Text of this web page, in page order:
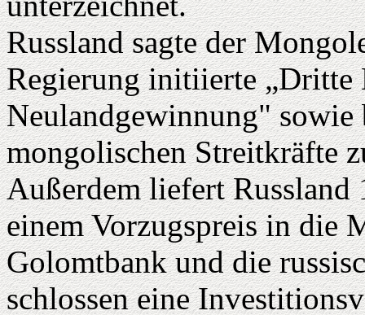
Russland sagte der
Regierung initiierte „Dritte
Neulandgewinnung"
mongolischen Streitkräfte
Außerdem liefert Russland
einem Vorzugspreis in die
Golomtbank und die
schlossen eine